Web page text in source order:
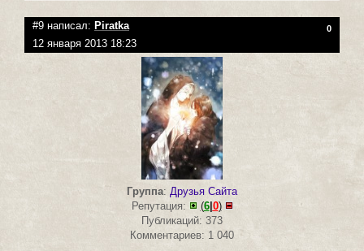
#9 написал: Piratka 0
12 января 2013 18:23
Группа: Друзья Сайта
Репутация:
(6| 0)
Публикаций: 373
Комментариев: 1 040